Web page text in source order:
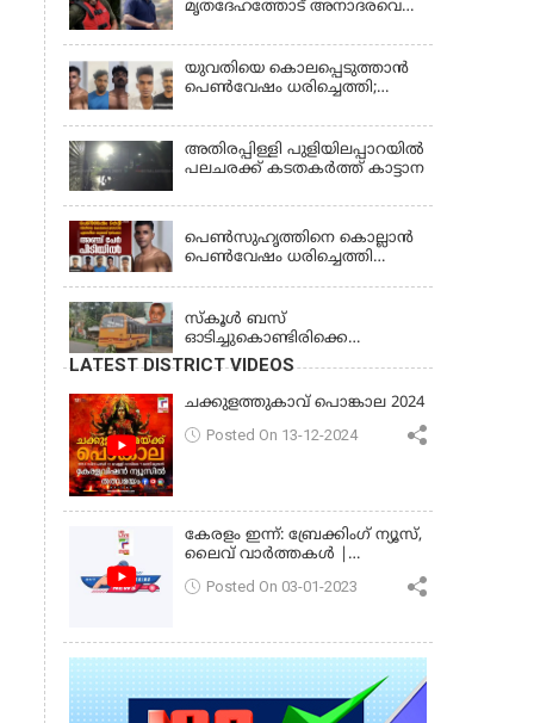
ജാമ്യാപേക്ഷ തള്ളി
മൃതദേഹത്തോട് അനാദരവെന്ന്
ക്രമീകരണത്തില്‍ ഗുരുതര
വീഴ്ച; മൃതദേഹം ചാവക്കാട്
വരെ എത്തിച്ചത് ഫ്രീസര്‍
സംവിധാനം ഇല്ലാതെയെന്നും
ആരോപണം
യുവതിയെ കൊലപ്പെടുത്താൻ
പെൺവേഷം ധരിച്ചെത്തി;
അതിരപ്പിള്ളി പുളിയിലപ്പാറയിൽ
പലചരക്ക് കടതകർത്ത് കാട്ടാന
പെണ്‍സുഹൃത്തിനെ കൊല്ലാന്‍
പെണ്‍വേഷം ധരിച്ചെത്തി
സ്കൂൾ ബസ്
ഓടിച്ചുകൊണ്ടിരിക്കെ
ഡ്രൈവർക്ക് ഹൃദയാഘാതം;
ബസ് കെട്ടിടത്തിൽ ഇടിച്ചുനിന്നു;
ഡ്രൈവർ മരിച്ചു, രണ്ട്
കുട്ടികൾക്ക് പരിക്ക്
LATEST DISTRICT VIDEOS
ചക്കുളത്തുകാവ് പൊങ്കാല 2024
Posted On 13-12-2024
കേരളം ഇന്ന്: ബ്രേക്കിംഗ് ന്യൂസ്,
ലൈവ് വാർത്തകൾ |
Posted On 03-01-2023